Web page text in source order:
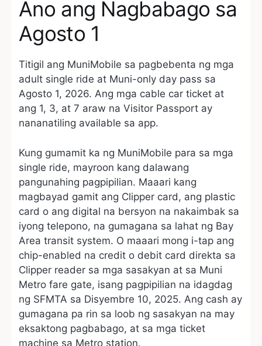
Ano ang Nagbabago sa
Agosto 1
Titigil ang MuniMobile sa pagbebenta ng mga
adult single ride at Muni-only day pass sa
Agosto 1, 2026. Ang mga cable car ticket at
ang 1, 3, at 7 araw na Visitor Passport ay
nananatiling available sa app.
Kung gumamit ka ng MuniMobile para sa mga
single ride, mayroon kang dalawang
pangunahing pagpipilian. Maaari kang
magbayad gamit ang Clipper card, ang plastic
card o ang digital na bersyon na nakaimbak sa
iyong telepono, na gumagana sa lahat ng Bay
Area transit system. O maaari mong i-tap ang
chip-enabled na credit o debit card direkta sa
Clipper reader sa mga sasakyan at sa Muni
Metro fare gate, isang pagpipilian na idagdag
ng SFMTA sa Disyembre 10, 2025. Ang cash ay
gumagana pa rin sa loob ng sasakyan na may
eksaktong pagbabago, at sa mga ticket
machine sa Metro station.